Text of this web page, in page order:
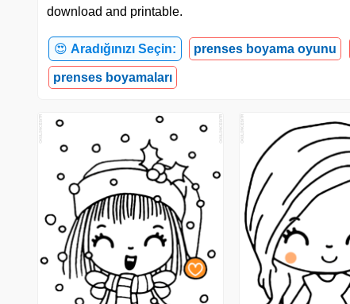
download and printable.
😍 Aradığınızı Seçin: prenses boyama oyunu
prenses boyamaları